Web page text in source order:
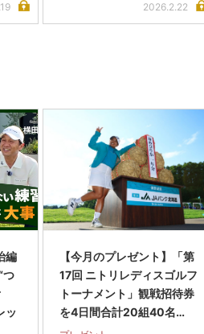
2026.2.22
編
つ
ッ
【今月のプレゼント】「第
17回 ニトリレディスゴルフ
トーナメント」観戦招待券
を4日間合計20組40名…